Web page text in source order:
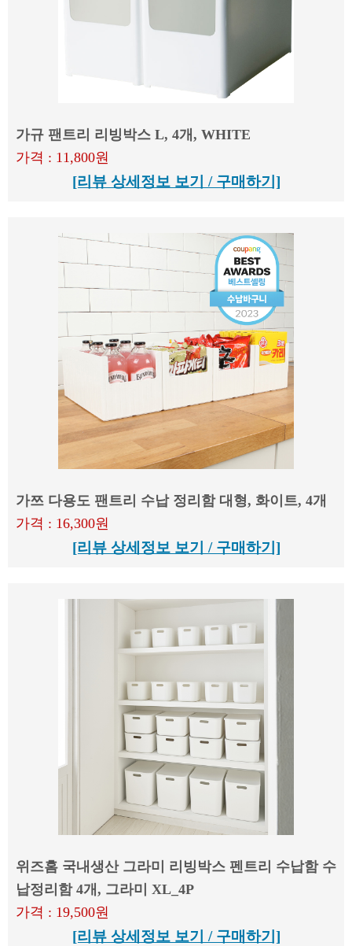
가규 팬트리 리빙박스 L, 4개, WHITE
가격 : 11,800원
[리뷰 상세정보 보기 / 구매하기]
가쯔 다용도 팬트리 수납 정리함 대형, 화이트, 4개
가격 : 16,300원
[리뷰 상세정보 보기 / 구매하기]
위즈홈 국내생산 그라미 리빙박스 펜트리 수납함 수
납정리함 4개, 그라미 XL_4P
가격 : 19,500원
[리뷰 상세정보 보기 / 구매하기]